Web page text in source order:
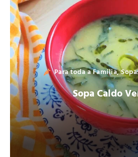
Para toda a Família,
Sopa Caldo